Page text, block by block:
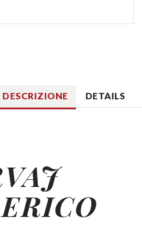
DESCRIZIONE DETAILS